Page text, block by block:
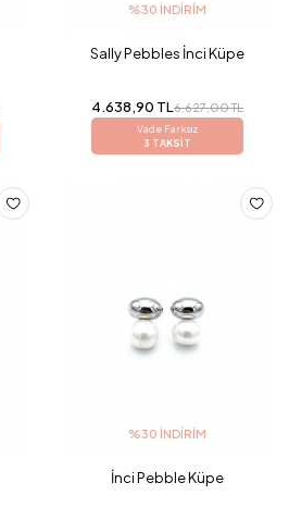
%30 İNDIRIM
Sally Pebbles İnci Küpe
4.638,90 TL6.627,00 TL
Vade Farksız
3 TAKSİT
%30 İNDIRIM
İnci Pebble Küpe